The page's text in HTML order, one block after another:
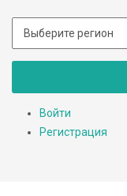
Войти
Регистрация